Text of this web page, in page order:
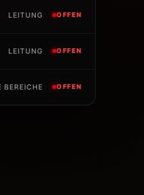
LEITUNG OFFEN
LEITUNG OFFEN
BEREICHE OFFEN